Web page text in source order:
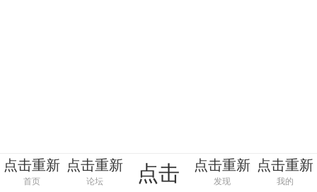
点击重新
加载
首页
点击重新
加载
论坛 点击
点击重新
加载
发现
点击重新
加载
我的